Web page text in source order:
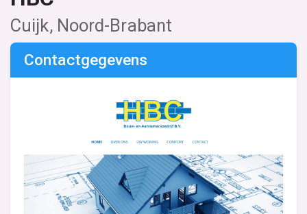
Cuijk, Noord-Brabant
Contactgegevens